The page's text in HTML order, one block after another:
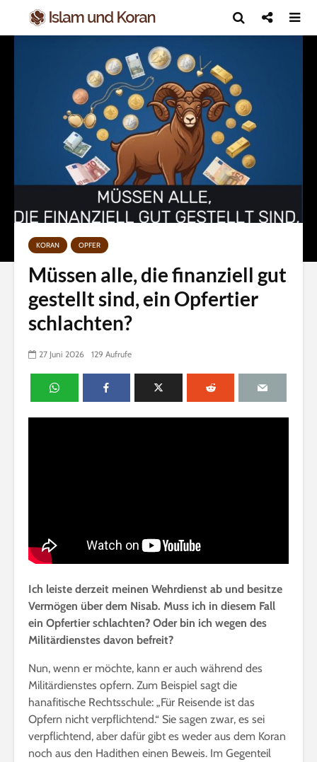
KORAN OPFER
Müssen alle, die finanziell gut
gestellt sind, ein Opfertier
schlachten?
27 Juni 2026 129 Aufrufe
Ich leiste derzeit meinen Wehrdienst ab und besitze
Vermögen über dem Nisab. Muss ich in diesem Fall
ein Opfertier schlachten? Oder bin ich wegen des
Militärdienstes davon befreit?
Nun, wenn er möchte, kann er auch während des
Militärdienstes opfern. Zum Beispiel sagt die
hanafitische Rechtsschule: „Für Reisende ist das
Opfern nicht verpflichtend.“ Sie sagen zwar, es sei
verpflichtend, aber dafür gibt es weder aus dem Koran
noch aus den Hadithen einen Beweis. Im Gegenteil